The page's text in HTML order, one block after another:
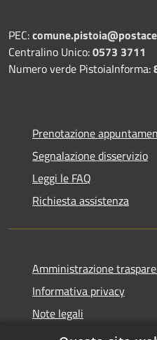
PEC:
Centralino Unico:0573 3711
Numero verde PistoiaInforma:
Prenotazione
Segnalazione disservizio
Leggi le FAQ
Richiesta assistenza
Amministrazione
Informativa privacy
Note legali
Dichiarazione di